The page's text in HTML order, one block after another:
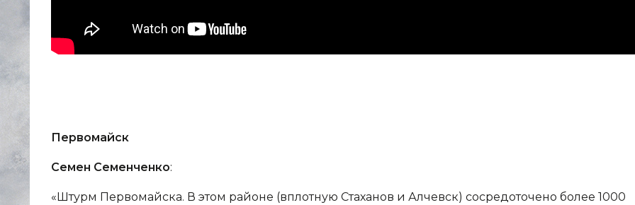
Первомайск
Семен Семенченко:
«Штурм Первомайска. В этом районе (вплотную Стаханов и Алчевск) сосредоточено более 1000